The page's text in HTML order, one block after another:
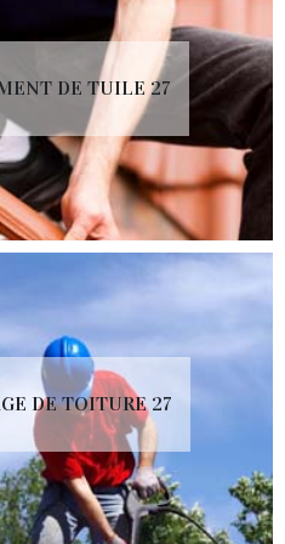
DE TUILE 27
DE TOITURE 27